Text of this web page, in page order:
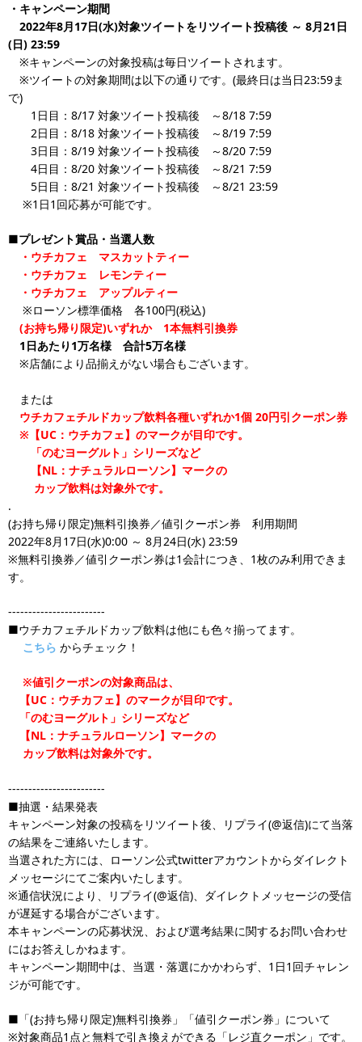
・キャンペーン期間
2022年8月17日(水)対象ツイートをリツイート投稿後 ～ 8月21日
(日) 23:59
※キャンペーンの対象投稿は毎日ツイートされます。
※ツイートの対象期間は以下の通りです。(最終日は当日23:59ま
で)
1日目：8/17 対象ツイート投稿後 ～8/18 7:59
2日目：8/18 対象ツイート投稿後 ～8/19 7:59
3日目：8/19 対象ツイート投稿後 ～8/20 7:59
4日目：8/20 対象ツイート投稿後 ～8/21 7:59
5日目：8/21 対象ツイート投稿後 ～8/21 23:59
※1日1回応募が可能です。
■プレゼント賞品・当選人数
・ウチカフェ マスカットティー
・ウチカフェ レモンティー
・ウチカフェ アップルティー
※ローソン標準価格 各100円(税込)
(お持ち帰り限定)いずれか 1本無料引換券
1日あたり1万名様 合計5万名様
※店舗により品揃えがない場合もございます。
または
ウチカフェチルドカップ飲料各種いずれか1個 20円引クーポン券
※【UC：ウチカフェ】のマークが目印です。
「のむヨーグルト」シリーズなど
【NL：ナチュラルローソン】マークの
カップ飲料は対象外です。
.
(お持ち帰り限定)無料引換券／値引クーポン券 利用期間
2022年8月17日(水)0:00 ～ 8月24日(水) 23:59
※無料引換券／値引クーポン券は1会計につき、1枚のみ利用できま
す。
------------------------
■ウチカフェチルドカップ飲料は他にも色々揃ってます。
こちら からチェック！
※値引クーポンの対象商品は、
【UC：ウチカフェ】のマークが目印です。
「のむヨーグルト」シリーズなど
【NL：ナチュラルローソン】マークの
カップ飲料は対象外です。
------------------------
■抽選・結果発表
キャンペーン対象の投稿をリツイート後、リプライ(@返信)にて当落
の結果をご連絡いたします。
当選された方には、ローソン公式twitterアカウントからダイレクト
メッセージにてご案内いたします。
※通信状況により、リプライ(@返信)、ダイレクトメッセージの受信
が遅延する場合がございます。
本キャンペーンの応募状況、および選考結果に関するお問い合わせ
にはお答えしかねます。
キャンペーン期間中は、当選・落選にかかわらず、1日1回チャレン
ジが可能です。
■「(お持ち帰り限定)無料引換券」「値引クーポン券」について
※対象商品1点と無料で引き換えができる「レジ直クーポン」です。